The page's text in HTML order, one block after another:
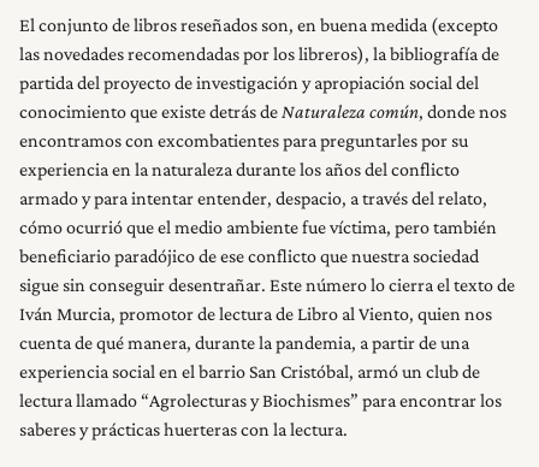
El conjunto de libros reseñados son, en buena medida (excepto
las novedades recomendadas por los libreros), la bibliografía de
partida del proyecto de investigación y apropiación social del
conocimiento que existe detrás de Naturaleza común, donde nos
encontramos con excombatientes para preguntarles por su
experiencia en la naturaleza durante los años del conflicto
armado y para intentar entender, despacio, a través del relato,
cómo ocurrió que el medio ambiente fue víctima, pero también
beneficiario paradójico de ese conflicto que nuestra sociedad
sigue sin conseguir desentrañar. Este número lo cierra el texto de
Iván Murcia, promotor de lectura de Libro al Viento, quien nos
cuenta de qué manera, durante la pandemia, a partir de una
experiencia social en el barrio San Cristóbal, armó un club de
lectura llamado “Agrolecturas y Biochismes” para encontrar los
saberes y prácticas huerteras con la lectura.